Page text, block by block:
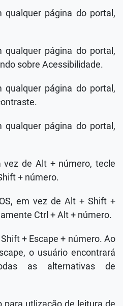
página do portal,
página do portal,
sobre Acessibilidade.
página do portal,
página do portal,
vez de Alt + número, tecle
+ número.
em vez de Alt + Shift +
Ctrl + Alt + número.
+ Escape + número. Ao
o usuário encontrará
as alternativas de
para utlização de leitura de